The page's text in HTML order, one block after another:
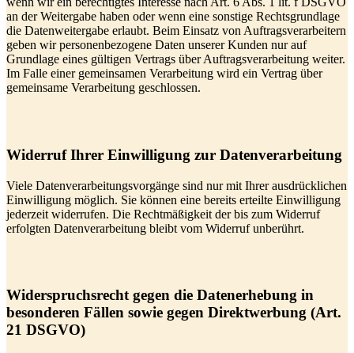
an der Weitergabe haben oder wenn eine sonstige Rechtsgrundlage
die Datenweitergabe erlaubt. Beim Einsatz von Auftragsverarbeitern
geben wir personenbezogene Daten unserer Kunden nur auf
Grundlage eines gültigen Vertrags über Auftragsverarbeitung weiter.
Im Falle einer gemeinsamen Verarbeitung wird ein Vertrag über
gemeinsame Verarbeitung geschlossen.
Widerruf Ihrer Einwilligung zur Datenverarbeitung
Viele Datenverarbeitungsvorgänge sind nur mit Ihrer ausdrücklichen
Einwilligung möglich. Sie können eine bereits erteilte Einwilligung
jederzeit widerrufen. Die Rechtmäßigkeit der bis zum Widerruf
erfolgten Datenverarbeitung bleibt vom Widerruf unberührt.
Widerspruchsrecht gegen die Datenerhebung in
besonderen Fällen sowie gegen Direktwerbung (Art.
21 DSGVO)